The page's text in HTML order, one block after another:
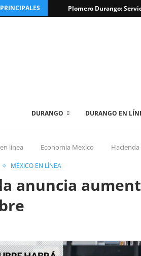
Plomero Durango:
DURANGO DURANGO EN
línea Economia Mexico
MÉXICO EN LÍNEA
anuncia